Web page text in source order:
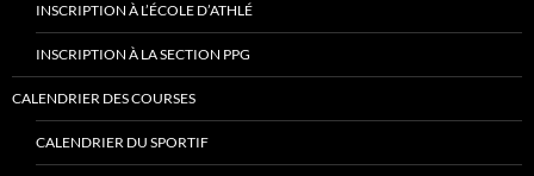
INSCRIPTION À L’ÉCOLE D’ATHLÉ
INSCRIPTION À LA SECTION PPG
CALENDRIER DES COURSES
CALENDRIER DU SPORTIF